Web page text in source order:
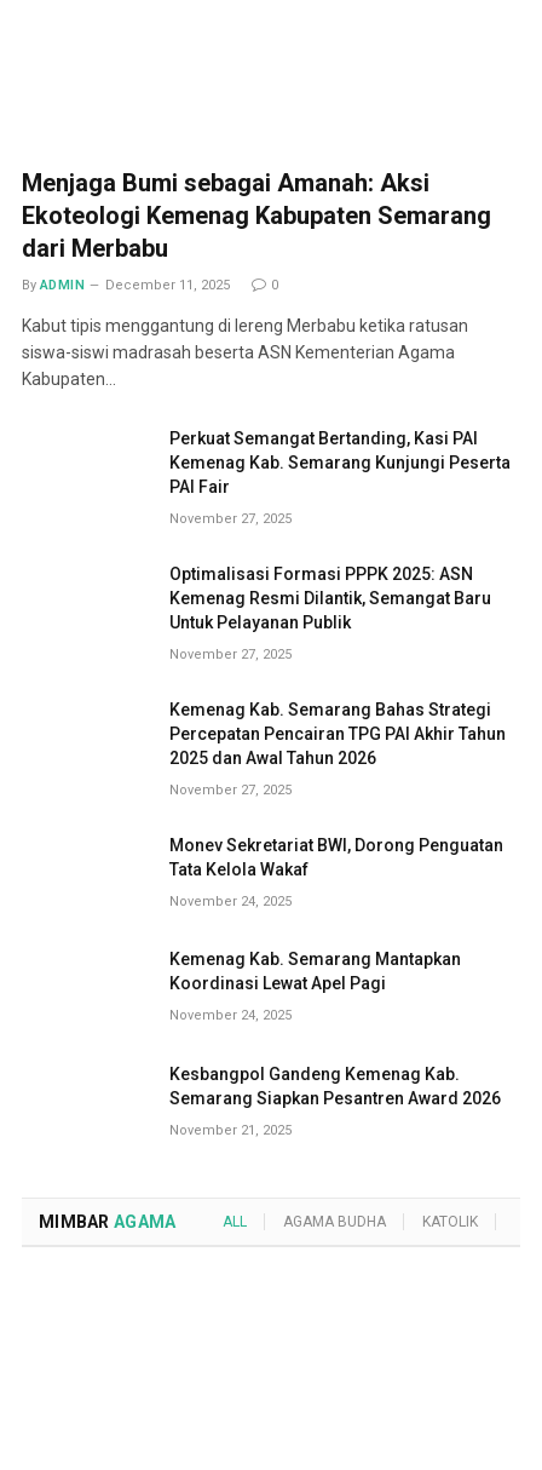
Menjaga Bumi sebagai Amanah: Aksi
Ekoteologi Kemenag Kabupaten Semarang
dari Merbabu
By ADMIN December 11, 2025 0
Kabut tipis menggantung di lereng Merbabu ketika ratusan
siswa-siswi madrasah beserta ASN Kementerian Agama
Kabupaten…
Perkuat Semangat Bertanding, Kasi PAI
Kemenag Kab. Semarang Kunjungi Peserta
PAI Fair
November 27, 2025
Optimalisasi Formasi PPPK 2025: ASN
Kemenag Resmi Dilantik, Semangat Baru
Untuk Pelayanan Publik
November 27, 2025
Kemenag Kab. Semarang Bahas Strategi
Percepatan Pencairan TPG PAI Akhir Tahun
2025 dan Awal Tahun 2026
November 27, 2025
Monev Sekretariat BWI, Dorong Penguatan
Tata Kelola Wakaf
November 24, 2025
Kemenag Kab. Semarang Mantapkan
Koordinasi Lewat Apel Pagi
November 24, 2025
Kesbangpol Gandeng Kemenag Kab.
Semarang Siapkan Pesantren Award 2026
November 21, 2025
MIMBAR AGAMA ALL AGAMA BUDHA KATOLIK